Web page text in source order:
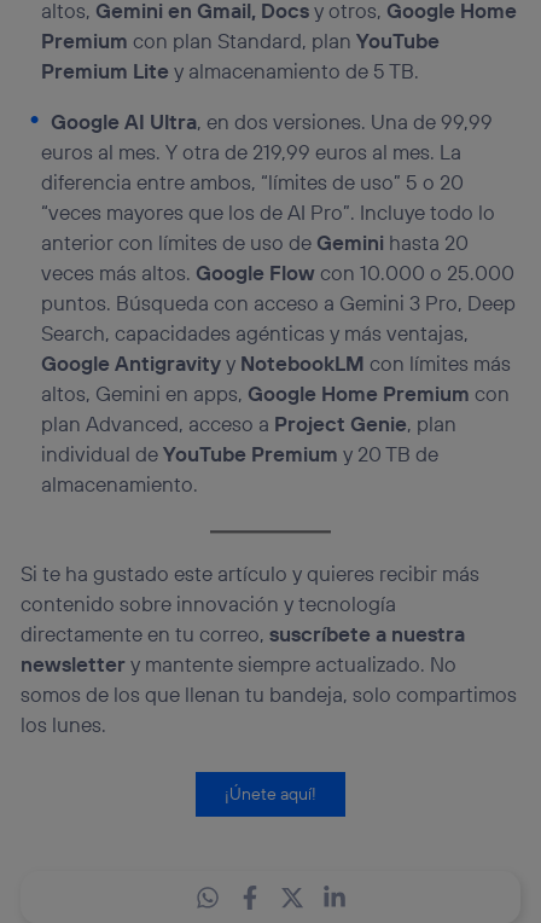
altos, Gemini en Gmail, Docsy otros, Google Home
Premium con plan Standard, planYouTube
Premium Lite y almacenamiento de 5 TB.
Google AI Ultra, en dos versiones. Una de 99,99
euros al mes. Y otra de 219,99 euros al mes. La
diferencia entre ambos, “límites de uso” 5 o 20
“veces mayores que los de AI Pro”. Incluye todo lo
anterior con límites de uso de Gemini hasta 20
veces más altos. Google Flowcon 10.000 o 25.000
puntos. Búsqueda con acceso a Gemini 3 Pro, Deep
Search, capacidades agénticas y más ventajas,
Google Antigravityy NotebookLM con límites más
altos, Gemini en apps, Google Home Premium con
plan Advanced, acceso a Project Genie, plan
individual deYouTube Premium y 20 TB de
almacenamiento.
Si te ha gustado este artículo y quieres recibir más
contenido sobre innovación y tecnología
directamente en tu correo,suscríbete a nuestra
newslettery mantente siempre actualizado. No
somos de los que llenan tu bandeja, solo compartimos
los lunes.
¡Únete aquí!